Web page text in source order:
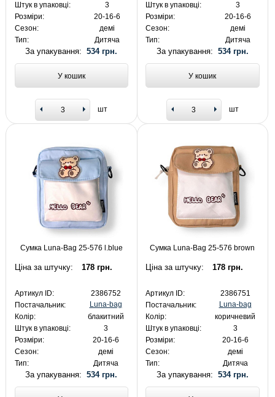
Штук в упаковці:
3
Розміри:
20-16-6
Сезон:
демі
Тип:
Дитяча
За упакування:534 грн.
У кошик
шт
Штук в упаковці:
3
Розміри:
20-16-6
Сезон:
демі
Тип:
Дитяча
За упакування: 534 грн.
У кошик
шт
Сумка Luna-Bag 25-576 l.blue
Ціна за штучку: 178 грн.
Артикул ID:
2386752
Постачальник:
Luna-bag
Колір:
блакитний
Штук в упаковці:
3
Розміри:
20-16-6
Сезон:
демі
Тип:
Дитяча
За упакування:534 грн.
Сумка Luna-Bag 25-576 brown
Ціна за штучку: 178 грн.
Артикул ID:
2386751
Постачальник:
Luna-bag
Колір:
коричневий
Штук в упаковці:
3
Розміри:
20-16-6
Сезон:
демі
Тип:
Дитяча
За упакування: 534 грн.